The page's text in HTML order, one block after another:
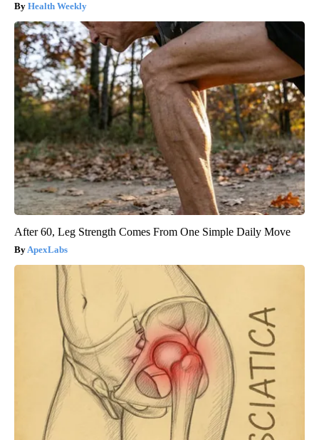
Health Weekly
After 60, Leg Strength Comes From One Simple Daily Move
ApexLabs